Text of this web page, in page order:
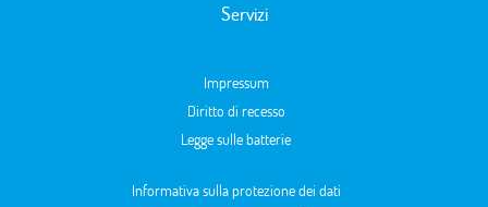
Servizi
Impressum
Diritto di recesso
Legge sulle batterie
Informativa sulla protezione dei dati